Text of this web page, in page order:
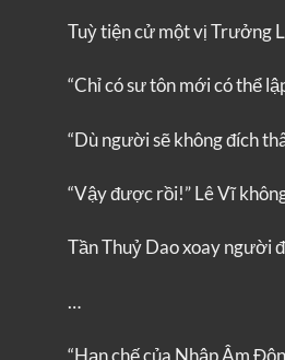
Tuỳ tiện cử một vị Trưởng
“Chỉ có sư tôn mới có thể
“Dù người sẽ không đích
“Vậy được rồi!” Lê Vĩ
Tần Thuỷ Dao xoay người
…